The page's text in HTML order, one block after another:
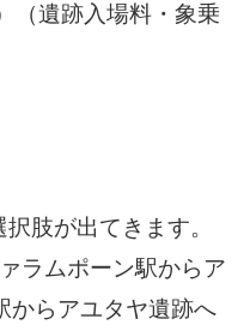
（遺跡入場料・象乗
肢が出てきます。
ラムポーン駅からア
からアユタヤ遺跡へ